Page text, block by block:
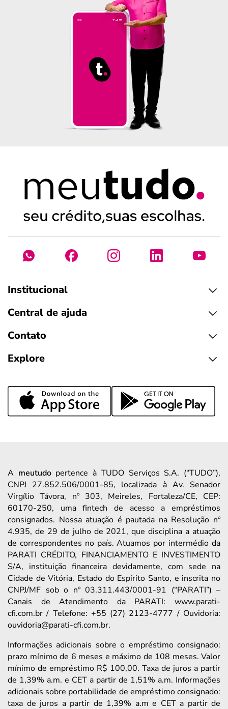
Institucional
Central de ajuda
Contato
Explore
A meutudopertence à TUDO Serviços S.A. (“TUDO”),
CNPJ 27.852.506/0001-85, localizada à Av. Senador
Virgílio Távora, nº 303, Meireles, Fortaleza/CE, CEP:
60170-250, uma fintech de acesso a empréstimos
consignados. Nossa atuação é pautada na Resolução nº
4.935, de 29 de julho de 2021, que disciplina a atuação
de correspondentes no país. Atuamos por intermédio da
PARATI CRÉDITO, FINANCIAMENTO E INVESTIMENTO
S/A, instituição financeira devidamente, com sede na
Cidade de Vitória, Estado do Espírito Santo, e inscrita no
CNPJ/MF sob o nº 03.311.443/0001-91 (“PARATI”) –
Canais de Atendimento da PARATI: www.parati-
cfi.com.br / Telefone: +55 (27) 2123-4777 / Ouvidoria:
ouvidoria@parati-cfi.com.br.
Informações adicionais sobre o empréstimo consignado:
prazo mínimo de 6 meses e máximo de 108 meses. Valor
mínimo de empréstimo R$ 100,00. Taxa de juros a partir
de 1,39% a.m. e CET a partir de 1,51% a.m. Informações
adicionais sobre portabilidade de empréstimo consignado:
taxa de juros a partir de 1,39% a.m e CET a partir de